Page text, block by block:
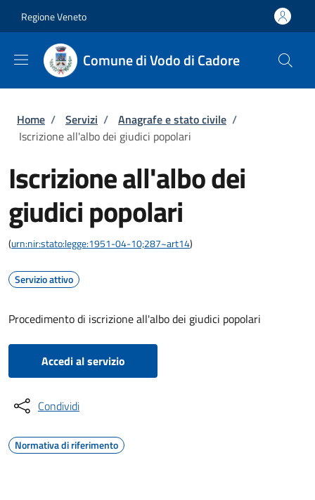
Regione Veneto
Comune di Vodo di Cadore
Briciole di pane
Home / Servizi / Anagrafe e stato civile /
Iscrizione all'albo dei giudici popolari
Iscrizione all'albo dei
giudici popolari
(urn:nir:stato:legge:1951-04-10;287~art14)
Servizio attivo
Procedimento di iscrizione all'albo dei giudici popolari
Accedi al servizio
Condividi
Normativa di riferimento